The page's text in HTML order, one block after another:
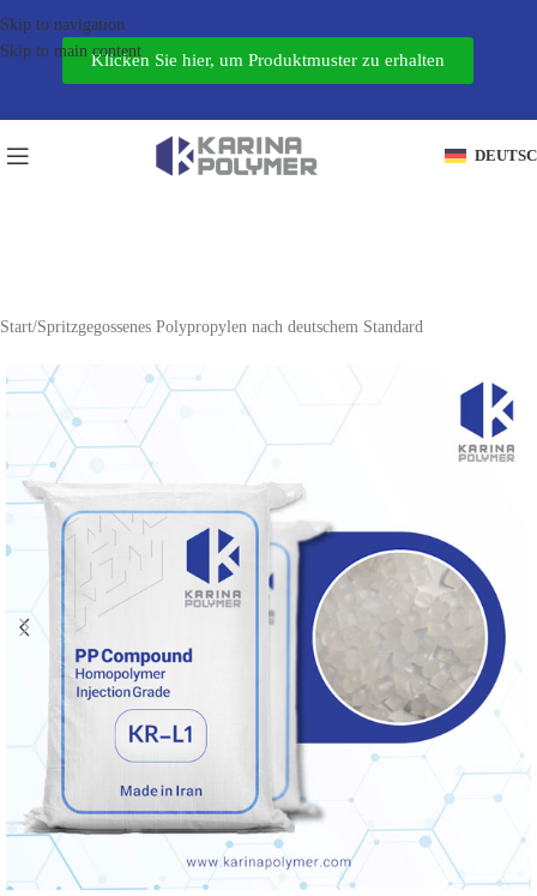
Skip to navigation
Skip to main contentKlicken Sie hier, um Produktmuster zu erhalten
Start/Spritzgegossenes Polypropylen nach deutschem Standard